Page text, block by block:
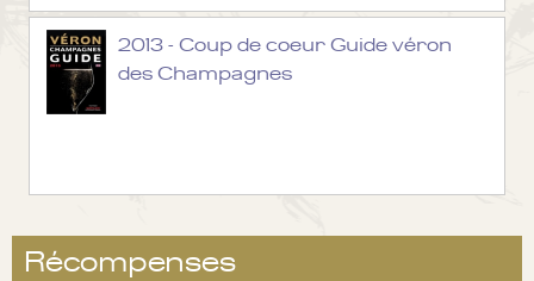
2013 - Coup de coeur Guide véron
des Champagnes
Récompenses